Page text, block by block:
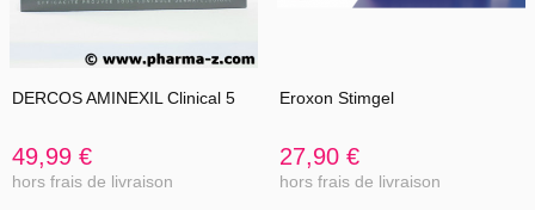
DERCOS AMINEXIL Clinical 5
49,99 €
hors frais de livraison
Eroxon Stimgel
27,90 €
hors frais de livraison